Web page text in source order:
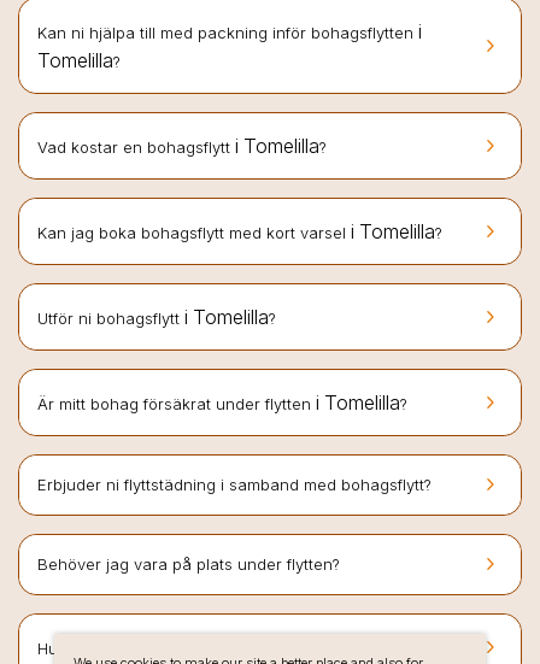
keyboard_arrow_right
Kan ni hjälpa till med packning inför bohagsflytten i
Tomelilla?
keyboard_arrow_right
Vad kostar en bohagsflytt i Tomelilla?
keyboard_arrow_right
Kan jag boka bohagsflytt med kort varsel i Tomelilla?
keyboard_arrow_right
Utför ni bohagsflytt i Tomelilla?
keyboard_arrow_right
Är mitt bohag försäkrat under flytten i Tomelilla?
keyboard_arrow_right
Erbjuder ni flyttstädning i samband med bohagsflytt?
keyboard_arrow_right
Behöver jag vara på plats under flytten?
keyboard_arrow_right
Hur bokar jag bohagsflytt hos Flyttlinjen